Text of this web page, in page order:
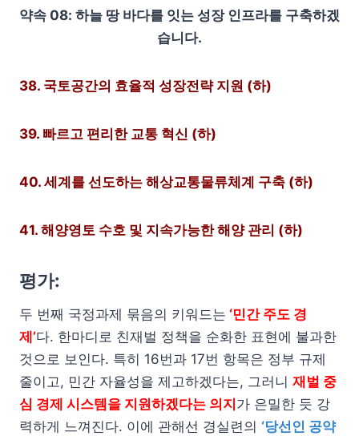
약속 08: 하늘 땅 바다를 잇는 성장 인프라를 구축하겠
습니다.
38. 국토공간의 효율적 성장전략 지원 (하)
39. 빠르고 편리한 교통 혁신 (하)
40. 세계를 선도하는 해상교통물류체계 구축 (하)
41. 해양영토 수호 및 지속가능한 해양 관리 (하)
평가:
두 번째 국정과제 묶음의 키워드는 ‘민간 주도 경
제’다. 한마디로 친재벌 정책을 순화한 표현에 불과한
것으로 보인다. 특히 16번과 17번 항목은 정부 규제
줄이고, 민간 자율성을 제고하겠다는, 그러니 재벌 중
심 경제 시스템을 지원하겠다는 의지 가 은밀한 듯 강
력하게 느껴진다. 이에 관해선 경실련의 ‘당선인 공약